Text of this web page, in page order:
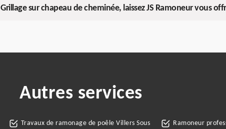
Grillage sur chapeau de cheminée, laissez JS Ramoneur vous
Autres services
Travaux de ramonage de poêle Villers Sous Ramoneur